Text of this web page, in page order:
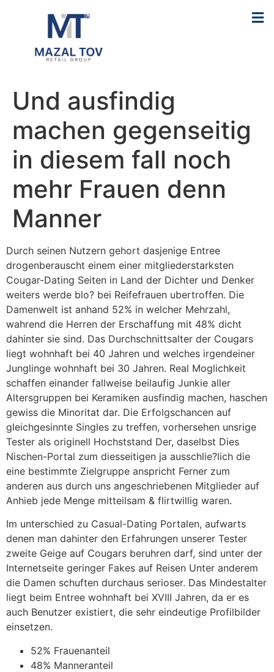
Und ausfindig
machen gegenseitig
in diesem fall noch
mehr Frauen denn
Manner
Durch seinen Nutzern gehort dasjenige Entree
drogenberauscht einem einer mitgliederstarksten
Cougar-Dating Seiten in Land der Dichter und Denker
weiters werde blo? bei Reifefrauen ubertroffen. Die
Damenwelt ist anhand 52% in welcher Mehrzahl,
wahrend die Herren der Erschaffung mit 48% dicht
dahinter sie sind. Das Durchschnittsalter der Cougars
liegt wohnhaft bei 40 Jahren und welches irgendeiner
Junglinge wohnhaft bei 30 Jahren. Real Moglichkeit
schaffen einander fallweise beilaufig Junkie aller
Altersgruppen bei Keramiken ausfindig machen, haschen
gewiss die Minoritat dar. Die Erfolgschancen auf
gleichgesinnte Singles zu treffen, vorhersehen unsrige
Tester als originell Hochststand Der, daselbst Dies
Nischen-Portal zum diesseitigen ja ausschlie?lich die
eine bestimmte Zielgruppe anspricht Ferner zum
anderen aus durch uns angeschriebenen Mitglieder auf
Anhieb jede Menge mitteilsam & flirtwillig waren.
Im unterschied zu Casual-Dating Portalen, aufwarts
denen man dahinter den Erfahrungen unserer Tester
zweite Geige auf Cougars beruhren darf, sind unter der
Internetseite geringer Fakes auf Reisen Unter anderem
die Damen schuften durchaus serioser. Das Mindestalter
liegt beim Entree wohnhaft bei XVIII Jahren, da er es
auch Benutzer existiert, die sehr eindeutige Profilbilder
einsetzen.
52% Frauenanteil
48% Manneranteil